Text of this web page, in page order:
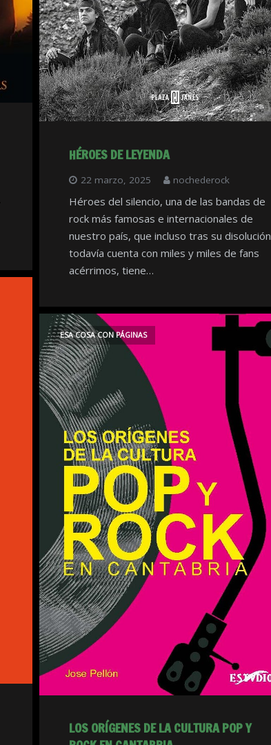
HÉROES DE LEYENDA
22 marzo, 2025 nochederock
Héroes del silencio, una de las bandas de
rock más famosas e internacionales de
nuestro país, que incluso tras su disolución
todavía cuenta con miles y miles de fans
acérrimos, tiene…
LOS ORÍGENES DE LA CULTURA POP Y
ESA COSA CON PÁGINAS